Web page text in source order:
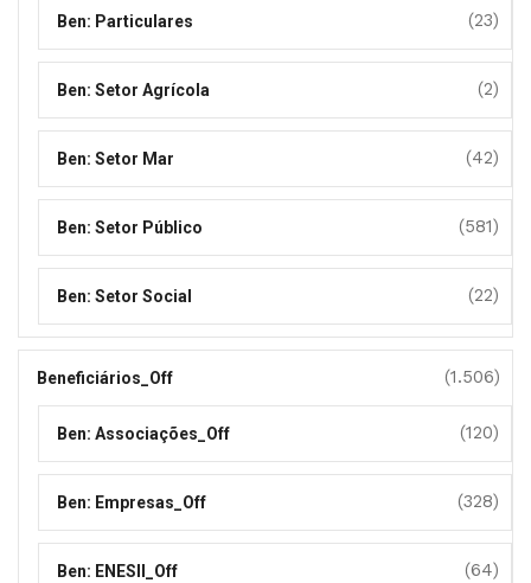
Ben: Particulares (23)
Ben: Setor Agrícola (2)
Ben: Setor Mar (42)
Ben: Setor Público (581)
Ben: Setor Social (22)
Beneficiários_Off (1.506)
Ben: Associações_Off (120)
Ben: Empresas_Off (328)
Ben: ENESII_Off (64)